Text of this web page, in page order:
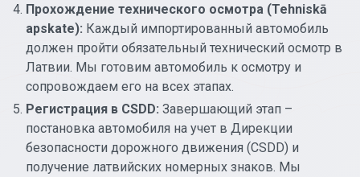
Прохождение технического осмотра (Tehniskā
apskate): Каждый импортированный автомобиль
должен пройти обязательный технический осмотр в
Латвии. Мы готовим автомобиль к осмотру и
сопровождаем его на всех этапах.
Регистрация в CSDD: Завершающий этап –
постановка автомобиля на учет в Дирекции
безопасности дорожного движения (CSDD) и
получение латвийских номерных знаков. Мы